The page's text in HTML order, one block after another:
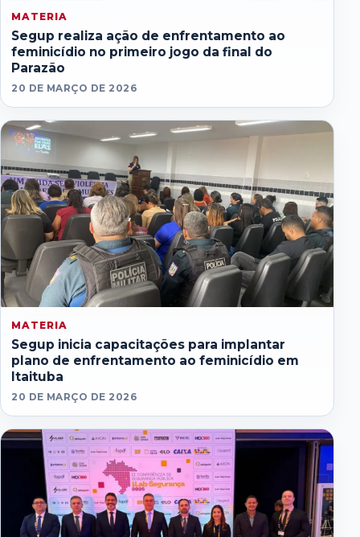
MATERIA
Segup realiza ação de enfrentamento ao
feminicídio no primeiro jogo da final do
Parazão
20 DE MARÇO DE 2026
MATERIA
Segup inicia capacitações para implantar
plano de enfrentamento ao feminicídio em
Itaituba
20 DE MARÇO DE 2026